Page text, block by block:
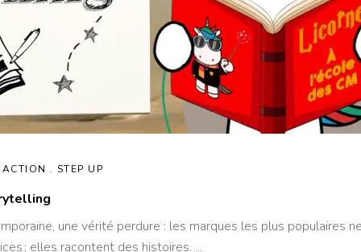
STEP UP
une vérité perdure : les marques les plus populaires
; elles racontent des histoires.